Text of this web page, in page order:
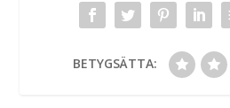
BETYGSÄTTA: